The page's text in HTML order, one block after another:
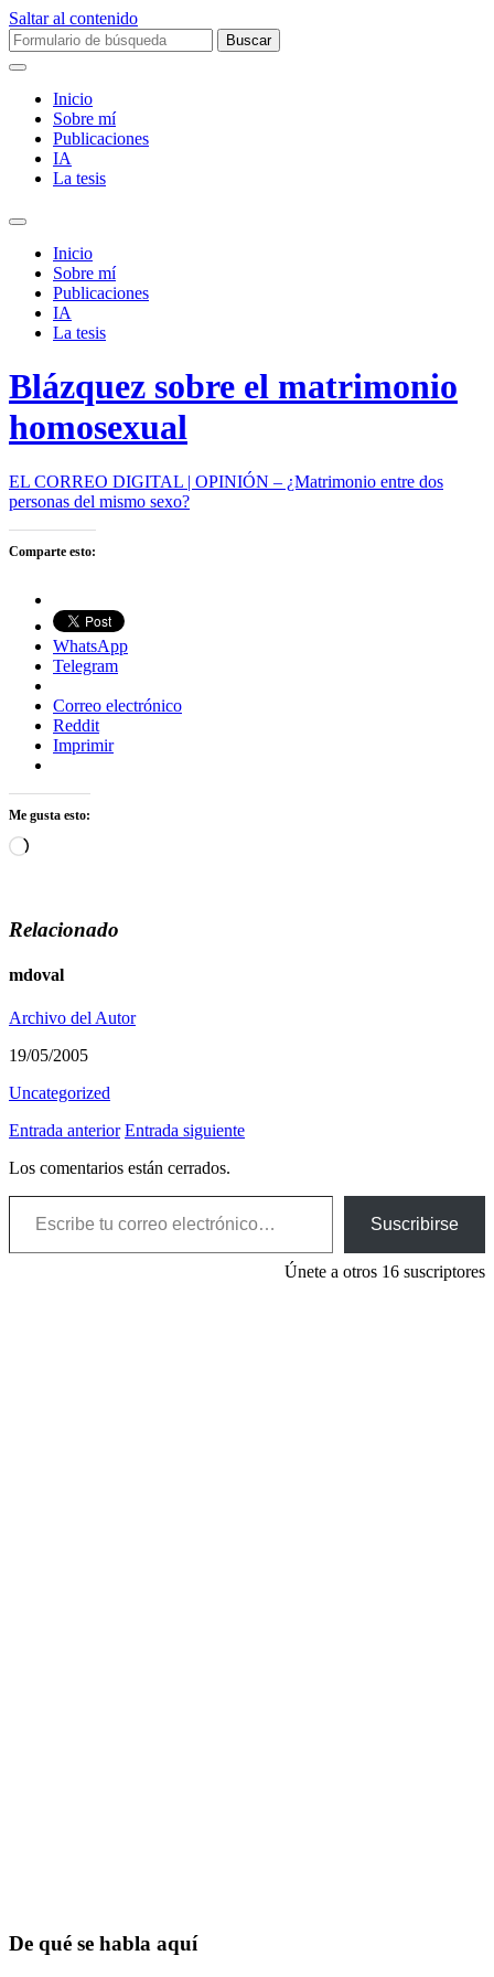
Saltar al contenido
Buscar:
Inicio
Sobre mí­
Publicaciones
IA
La tesis
Alternar
campo
búsqueda
Inicio
Sobre mí­
Publicaciones
IA
La tesis
Blázquez sobre el matrimonio
homosexual
EL CORREO DIGITAL | OPINIÓN – ¿Matrimonio entre dos
personas del mismo sexo?
Comparte esto:
WhatsApp
Telegram
Correo electrónico
Reddit
Imprimir
Me gusta esto:
Cargando...
Relacionado
mdoval
Archivo del Autor
19/05/2005
Uncategorized
Entrada anterior Entrada siguiente
Los comentarios están cerrados.
Escribe tu correo electrónico…
Suscribirse
Únete a otros 16 suscriptores
De qué se habla aquí